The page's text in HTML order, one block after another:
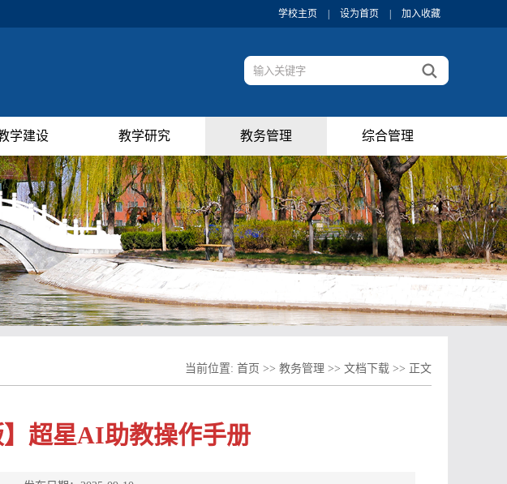
学校主页 设为首页 加入收藏
学建设 教学研究 教务管理 综合管理
当前位置: 首页 >> 教务管理 >> 文档下载 >> 正文
】超星AI助教操作手册